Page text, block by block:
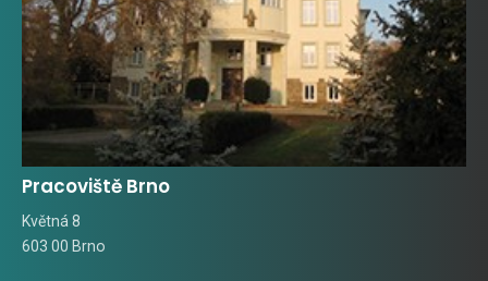
Pracoviště Brno
Květná 8
603 00 Brno